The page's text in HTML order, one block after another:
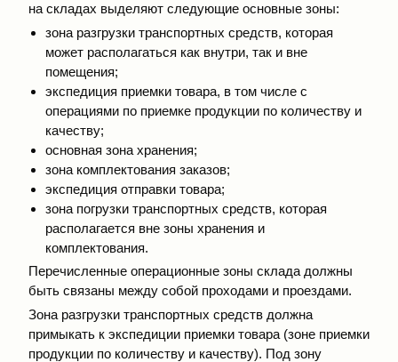
на складах выделяют следующие основные зоны:
зона разгрузки транспортных средств, которая
может располагаться как внутри, так и вне
помещения;
экспедиция приемки товара, в том числе с
операциями по приемке продукции по количеству и
качеству;
основная зона хранения;
зона комплектования заказов;
экспедиция отправки товара;
зона погрузки транспортных средств, которая
располагается вне зоны хранения и
комплектования.
Перечисленные операционные зоны склада должны
быть связаны между собой проходами и проездами.
Зона разгрузки транспортных средств должна
примыкать к экспедиции приемки товара (зоне приемки
продукции по количеству и качеству). Под зону